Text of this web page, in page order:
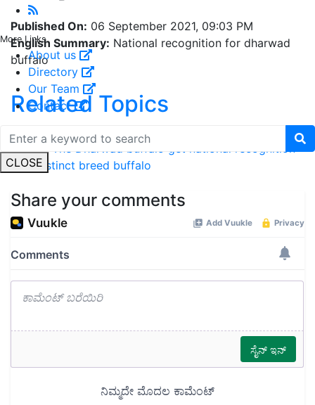
More Links
About us
Directory
Our Team
Contact
CLOSE
Published On: 06 September 2021, 09:03 PM
English Summary: National recognition for dharwad
buffalo
Related Topics
National recognition for dharwad buffalo
buffalo
The Dharwad buffalo get national recognition
as a distinct breed buffalo
Share your comments